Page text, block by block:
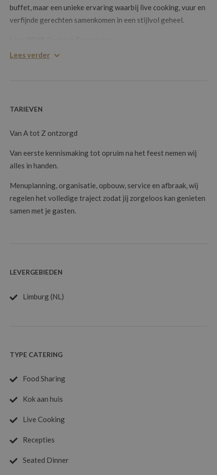
buffet, maar een unieke ervaring waarbij live cooking, vuur en
verfijnde gerechten samenkomen in een stijlvol geheel.
Onze signatuur? Live OFYR cooking op open vuur.
open vuur zorgt voor warmte, sfeer en interactie, een echte
Catering op maat
Elk evenement is anders. Daarom werken wij volledig op maat
van jouw wensen, locatie en budget. Van intiem tuinfeest tot
groots bedrijfsfeest: wij zorgen voor een verfijnde culinaire
invulling met kwaliteitsproducten en creatieve presentatie.
Sfeerverlichting
sfeer en uitstraling perfect samenkomen.
Lees verder
TARIEVEN
Van A tot Z ontzorgd
Van eerste kennismaking tot opruim na het feest nemen wij
alles in handen.
Menuplanning, organisatie, opbouw, service en afbraak, wij
regelen het volledige traject zodat jij zorgeloos kan genieten
samen met je gasten.
LEVERGEBIEDEN
Limburg (NL)
TYPE CATERING
Food Sharing
Kok aan huis
Live Cooking
Recepties
Seated Dinner